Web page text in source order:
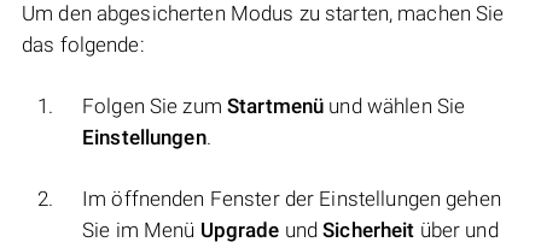
Um den abgesicherten Modus zu starten, machen Sie
das folgende:
Folgen Sie zum Startmenü und wählen Sie
Einstellungen.
Im öffnenden Fenster der Einstellungen gehen
Sie im Menü Upgrade undSicherheit über und